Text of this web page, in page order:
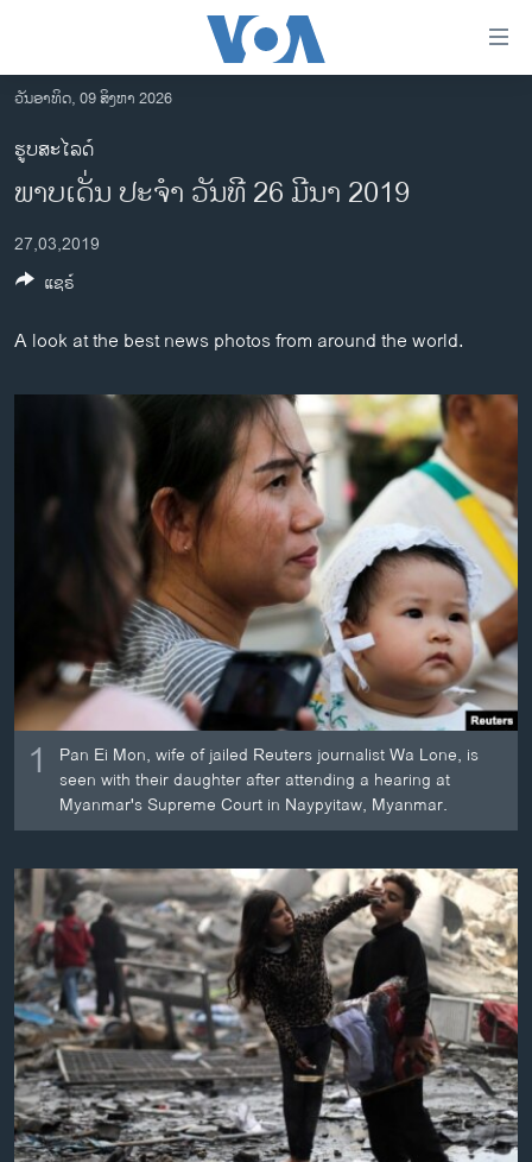
ເຂົ້າ
ຫາ
ຂ້າມ
ຂ້າມ
ໄປ
ຫາ
ຄົ້ນ
ລາວ
ອາເມຣິກາ
ການເລືອກຕັ້ງ ປະທານາທີບໍດີ ສະຫະລັດ 2024
ຂ່າວ​ຈີນ
ໂລກ
ອິດສະຫຼະພາບດ້ານການຂ່າວ
ຊີວິດຊາວລາວ
ຊຸມຊົນຊາວລາວ
ວິທະຍາສາດ-ເທັກໂນໂລຈີ
ວີດີໂອ
ສຽງ
ລາຍການກະຈາຍສຽງ
ລາຍງານ
ຕິດຕາມພວກເຮົາ ທີ່
ພາສາຕ່າງໆ
ວັນອາທິດ, 09 ສິງຫາ 2026
ຮູບສະໄລດ໌
ພາບເດັ່ນ ປະຈຳ ວັນທີ 26 ມີນາ 2019
27,03,2019
A look at the best news photos from around the world.
1
Pan Ei Mon, wife of jailed Reuters journalist Wa Lone, is
seen with their daughter after attending a hearing at
Myanmar's Supreme Court in Naypyitaw, Myanmar.
ແຊຣ໌